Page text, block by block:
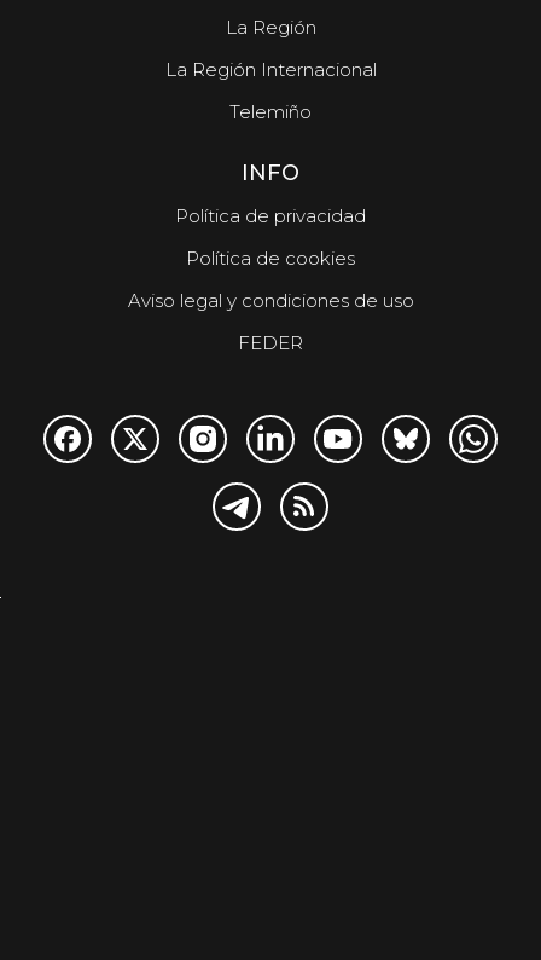
La Región
La Región Internacional
Telemiño
INFO
Política de privacidad
Política de cookies
Aviso legal y condiciones de uso
FEDER